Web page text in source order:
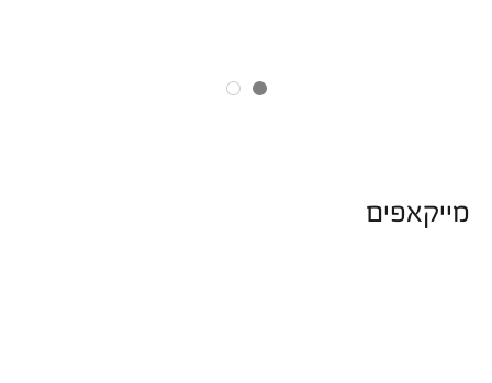
מייקאפים